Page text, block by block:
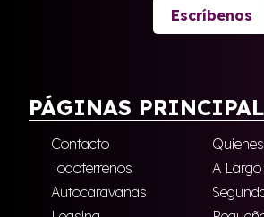
Escríbenos
PÁGINAS
Contacto
Todoterrenos
A Largo
Autocaravanas